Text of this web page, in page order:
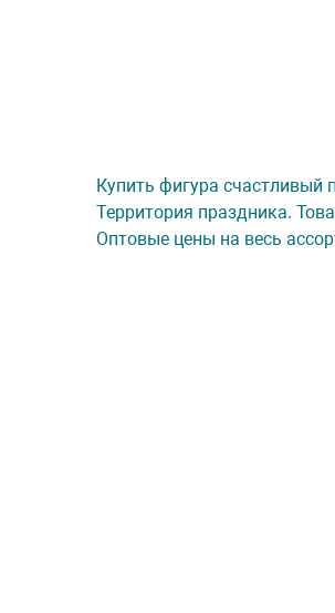
Купить фигура счастливый
Территория праздника.
Оптовые цены на весь